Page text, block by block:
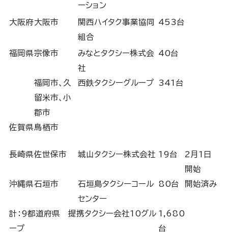
ーション
大阪府大阪市
関西ハイタク事業協同
組合
453台
福岡県宗像市
みなとタクシー株式会
社
40台
福岡市、久
留米市、小
郡市
西鉄タクシーグループ 341台
佐賀県鳥栖市
長崎県佐世保市 城山タクシー株式会社 19台
2月1日
開始
沖縄県石垣市
石垣島タクシーコール
センター
80台 開始済み
計：9都道府県 提携タクシー会社10グル
ープ
1,680
台